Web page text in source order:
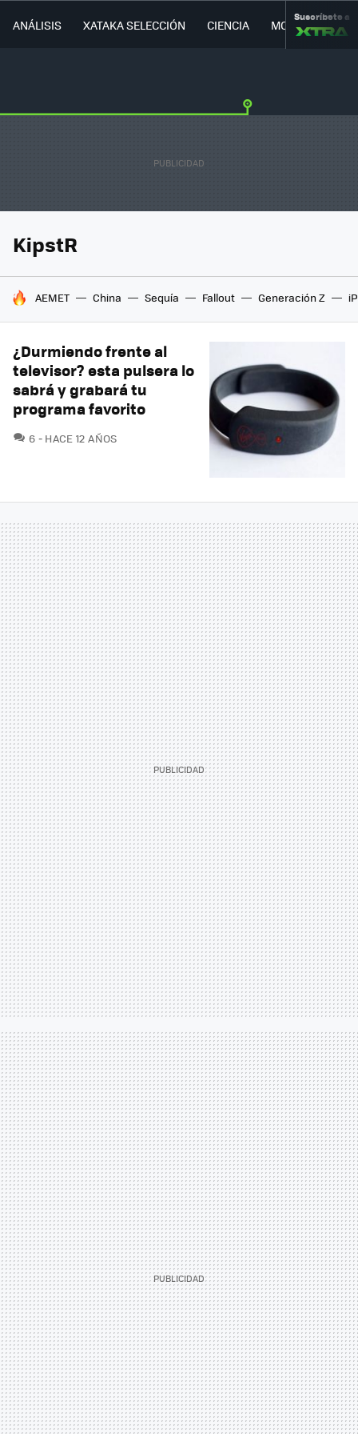
ANÁLISIS XATAKA SELECCIÓN CIENCIA MOVILIDAD
Suscríbete a
KipstR
HOY SE HABLA DE
AEMET China Sequía Fallout Generación Z
¿Durmiendo frente al
televisor? esta pulsera lo
sabrá y grabará tu
programa favorito
6 COMENTARIOS
HACE 12 AÑOS